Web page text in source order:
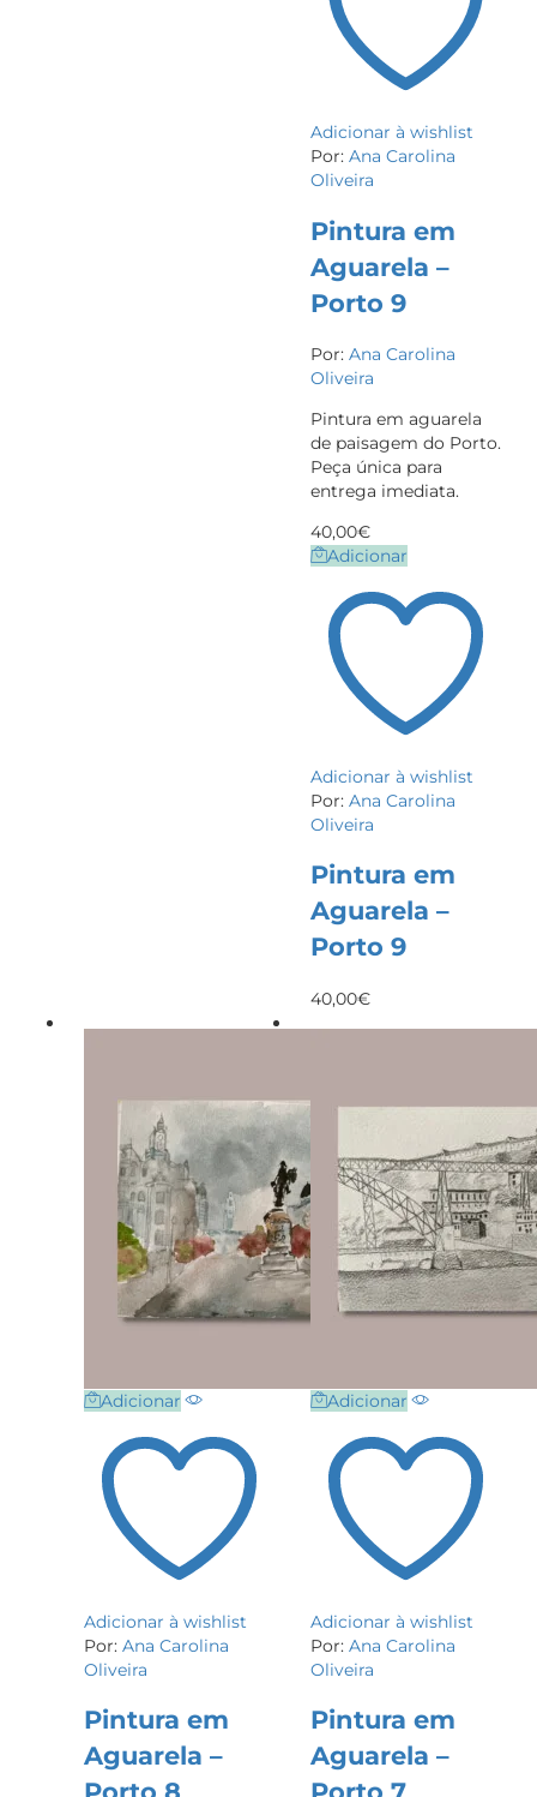
Adicionar à wishlist
Por: Ana Carolina
Oliveira
Pintura em
Aguarela –
Porto 9
Por: Ana Carolina
Oliveira
Pintura em aguarela
de paisagem do Porto.
Peça única para
entrega imediata.
40,00€
Adicionar
Adicionar à wishlist
Por: Ana Carolina
Oliveira
Pintura em
Aguarela –
Porto 9
40,00€
Adicionar
Adicionar à wishlist
Por: Ana Carolina
Oliveira
Pintura em
Aguarela –
Adicionar
Adicionar à wishlist
Por: Ana Carolina
Oliveira
Pintura em
Aguarela –